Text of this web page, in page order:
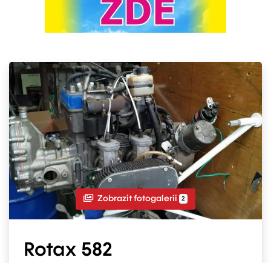
Zobrazit fotogalerii 2
Rotax 582